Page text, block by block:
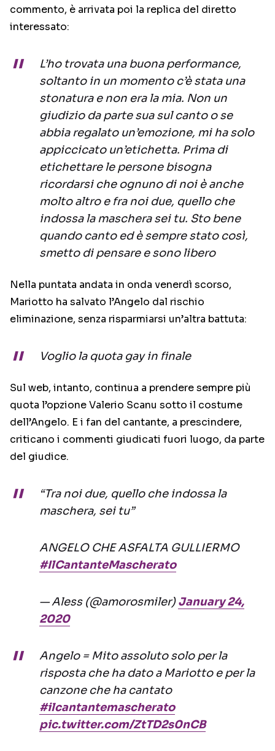
commento, è arrivata poi la replica del diretto
interessato:
L’ho trovata una buona performance,
soltanto in un momento c’è stata una
stonatura e non era la mia. Non un
giudizio da parte sua sul canto o se
abbia regalato un’emozione, mi ha solo
appiccicato un’etichetta. Prima di
etichettare le persone bisogna
ricordarsi che ognuno di noi è anche
molto altro e fra noi due, quello che
indossa la maschera sei tu. Sto bene
quando canto ed è sempre stato così,
smetto di pensare e sono libero
Nella puntata andata in onda venerdì scorso,
Mariotto ha salvato l’Angelo dal rischio
eliminazione, senza risparmiarsi un’altra battuta:
Voglio la quota gay in finale
Sul web, intanto, continua a prendere sempre più
quota l’opzione Valerio Scanu sotto il costume
dell’Angelo. E i fan del cantante, a prescindere,
criticano i commenti giudicati fuori luogo, da parte
del giudice.
“Tra noi due, quello che indossa la
maschera, sei tu”
ANGELO CHE ASFALTA GULLIERMO
#IlCantanteMascherato
— Aless (@amorosmiler)January 24,
2020
Angelo = Mito assoluto solo per la
risposta che ha dato a Mariotto e per la
canzone che ha cantato
#ilcantantemascherato
pic.twitter.com/ZtTD2s0nCB